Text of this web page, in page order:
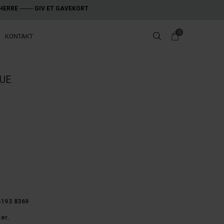
--------- GIV ET GAVEKORT
KONTAKT
0
8369